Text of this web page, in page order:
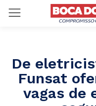
De
Funsat
vagas de